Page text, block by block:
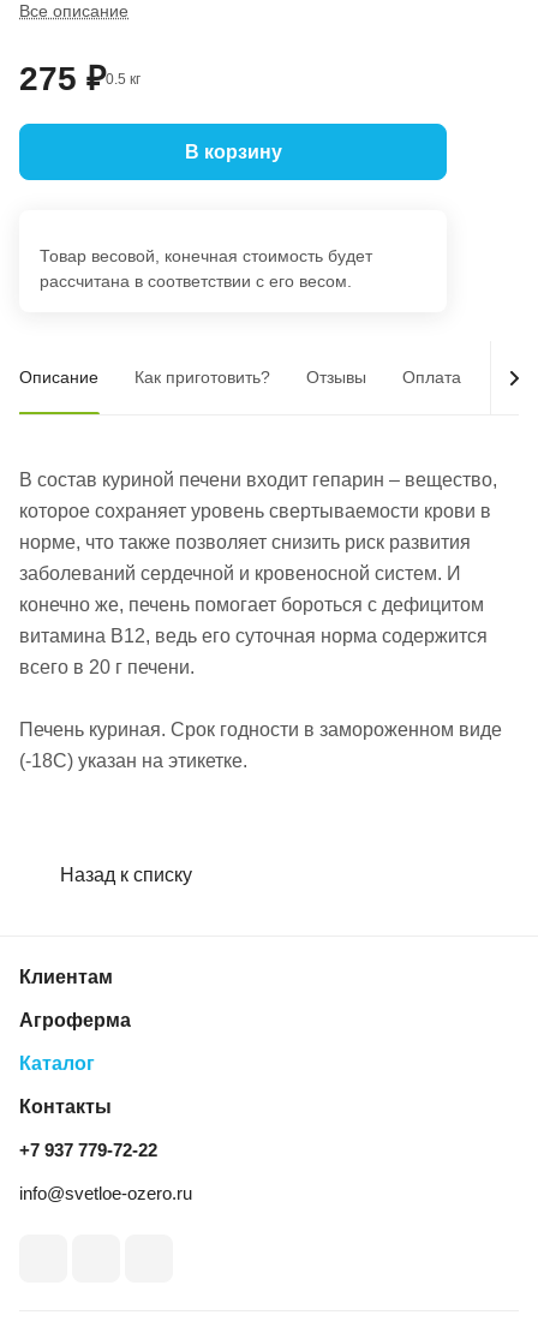
Все описание
275 ₽0.5 кг
В корзину
Товар весовой, конечная стоимость будет
рассчитана в соответствии с его весом.
Описание Как приготовить? Отзывы Оплата
В состав куриной печени входит гепарин – вещество,
которое сохраняет уровень свертываемости крови в
норме, что также позволяет снизить риск развития
заболеваний сердечной и кровеносной систем. И
конечно же, печень помогает бороться с дефицитом
витамина В12, ведь его суточная норма содержится
всего в 20 г печени.
Печень куриная. Срок годности в замороженном виде
(-18С) указан на этикетке.
Назад к списку
Клиентам
Агроферма
Каталог
Контакты
+7 937 779‑72‑22
info@svetloe-ozero.ru